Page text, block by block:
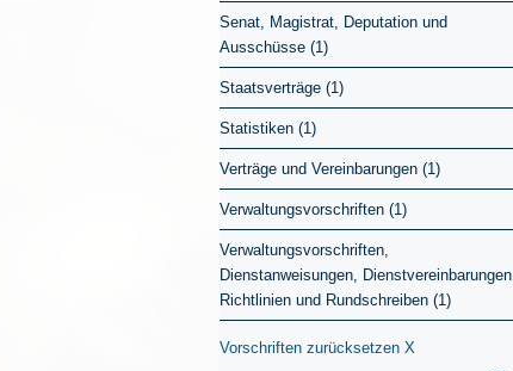
Senat, Magistrat, Deputation und
Ausschüsse (1)
Staatsverträge (1)
Statistiken (1)
Verträge und Vereinbarungen (1)
Verwaltungsvorschriften (1)
Verwaltungsvorschriften,
Dienstanweisungen, Dienstvereinbarungen,
Richtlinien und Rundschreiben (1)
Vorschriften zurücksetzen X